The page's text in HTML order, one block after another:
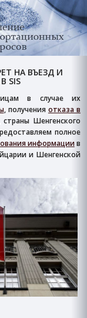
НА ВЪЕЗД И
SIS
в случае их
, получения отказа в
Шенгенского
полное
информациив
и Шенгенской